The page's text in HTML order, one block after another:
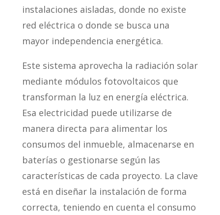
instalaciones aisladas, donde no existe
red eléctrica o donde se busca una
mayor independencia energética.
Este sistema aprovecha la radiación solar
mediante módulos fotovoltaicos que
transforman la luz en energía eléctrica.
Esa electricidad puede utilizarse de
manera directa para alimentar los
consumos del inmueble, almacenarse en
baterías o gestionarse según las
características de cada proyecto. La clave
está en diseñar la instalación de forma
correcta, teniendo en cuenta el consumo